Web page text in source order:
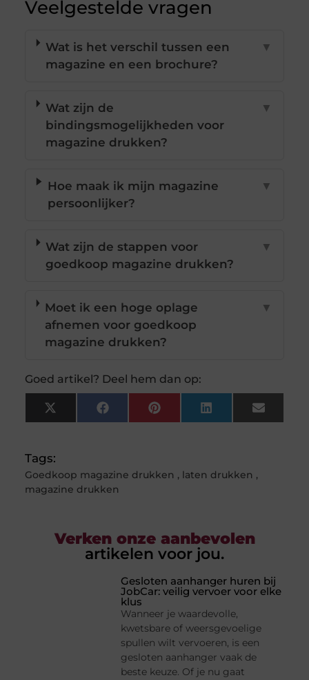
Veelgestelde vragen
Wat is het verschil tussen een
magazine en een brochure?
▼
Wat zijn de
bindingsmogelijkheden voor
magazine drukken?
▼
Hoe maak ik mijn magazine
persoonlijker?
▼
Wat zijn de stappen voor
goedkoop magazine drukken?
▼
Moet ik een hoge oplage
afnemen voor goedkoop
magazine drukken?
▼
Goed artikel? Deel hem dan op:
X
(Twitter)
FacebookPinterestLinkedInEmail
Tags:
Goedkoop magazine drukken , laten drukken ,
magazine drukken
Verken onze aanbevolen
artikelen voor jou.
Gesloten aanhanger huren bij
JobCar: veilig vervoer voor elke
klus
Wanneer je waardevolle,
kwetsbare of weersgevoelige
spullen wilt vervoeren, is een
gesloten aanhanger vaak de
beste keuze. Of je nu gaat